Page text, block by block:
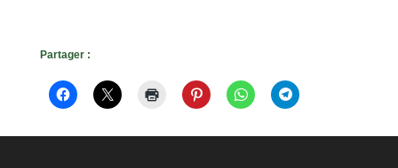
Partager :